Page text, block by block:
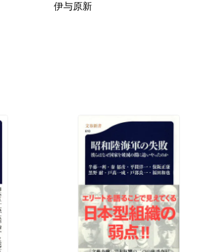
伊与原新